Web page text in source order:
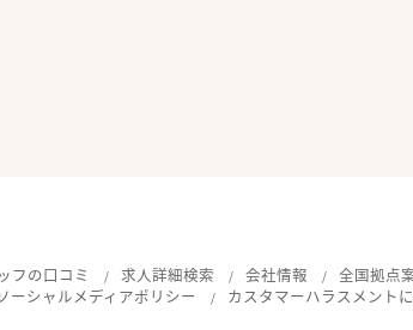
フの口コミ 求人詳細検索 会社情報 全国拠点
ーシャルメディアポリシー カスタマーハラスメント